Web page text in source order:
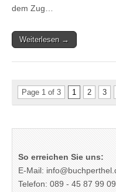
dem Zug…
Weiterlesen →
Page 1 of 3 1 2 3
So erreichen Sie uns:
E-Mail:
Telefon: 089 - 45 87 99 09